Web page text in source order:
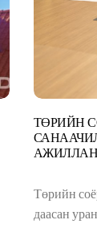
ТӨРИЙН
Төрийн
даасан